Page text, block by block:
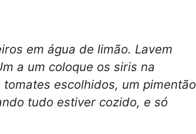
em água de limão. Lavem
a um coloque os siris na
escolhidos, um pimentão
tudo estiver cozido, e só